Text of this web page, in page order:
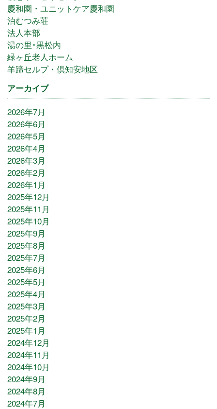
慶和園・ユニットケア慶和園
泊むつみ荘
法人本部
湯の里･黒松内
緑ヶ丘老人ホーム
羊蹄セルプ・倶知安地区
アーカイブ
2026年7月
2026年6月
2026年5月
2026年4月
2026年3月
2026年2月
2026年1月
2025年12月
2025年11月
2025年10月
2025年9月
2025年8月
2025年7月
2025年6月
2025年5月
2025年4月
2025年3月
2025年2月
2025年1月
2024年12月
2024年11月
2024年10月
2024年9月
2024年8月
2024年7月